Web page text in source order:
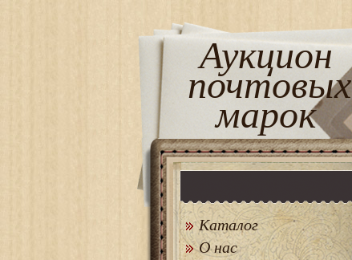
Аукцион
почтовых
марок
Каталог
О нас